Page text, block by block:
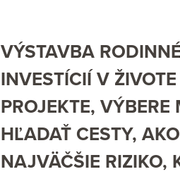
VÝSTAVBA
INVESTÍCIÍ V
PROJEKTE,
HĽADAŤ CESTY,
NAJVÄČŠIE RIZIKO,